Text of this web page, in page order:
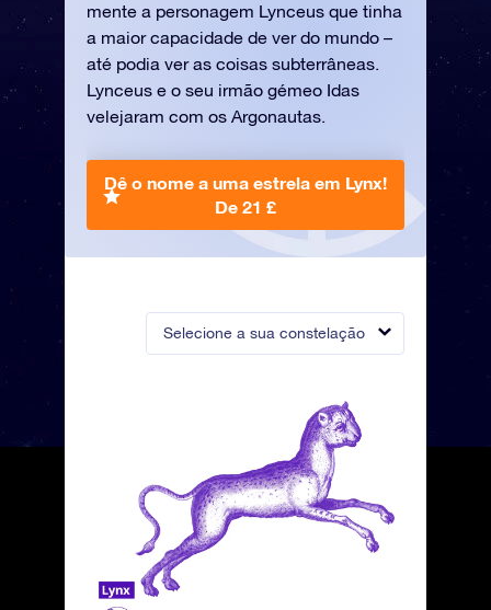
Selecione a sua constelação
mente a personagem Lynceus que tinha
a maior capacidade de ver do mundo –
até podia ver as coisas subterrâneas.
Lynceus e o seu irmão gémeo Idas
velejaram com os Argonautas.
Dê o nome a uma estrela em Lynx!
De 21 £